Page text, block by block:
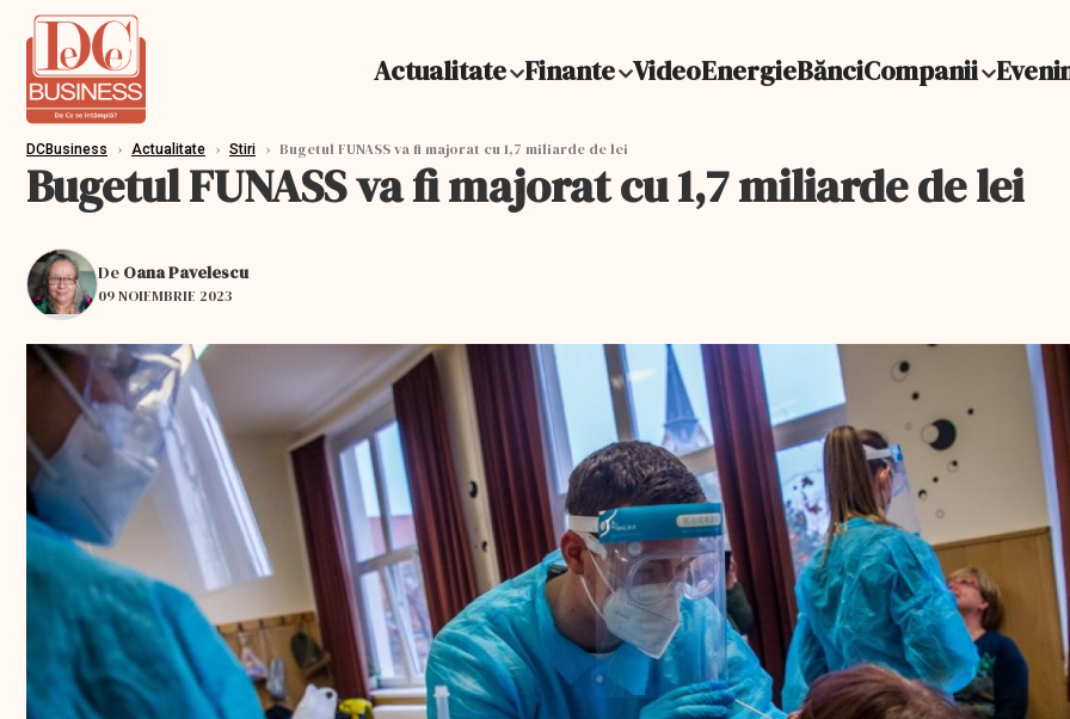
Actualitate Finante VideoEnergieBănciCompanii
DCBusiness › Actualitate › Stiri › Bugetul FUNASS va fi majorat cu 1,7 miliarde de lei
Bugetul FUNASS va fi majorat cu 1,7 miliarde de lei
De Oana Pavelescu
09 NOIEMBRIE 2023